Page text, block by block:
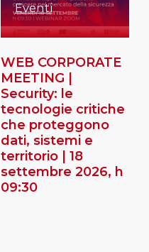
Eventi
WEB CORPORATE
MEETING |
Security: le
tecnologie critiche
che proteggono
dati, sistemi e
territorio | 18
settembre 2026, h
09:30